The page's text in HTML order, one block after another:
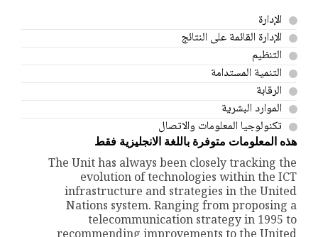
الإدارة
الإدارة القائمة على النتائج
التنظيم
التنمية المستدامة
الرقابة
الموارد البشرية
تكنولوجيا المعلومات والاتصال
هذه المعلومات متوفرة باللغة الانجليزية فقط
The Unit has always been closely tracking the
evolution of technologies within the ICT
infrastructure and strategies in the United
Nations system. Ranging from proposing a
telecommunication strategy in 1995 to